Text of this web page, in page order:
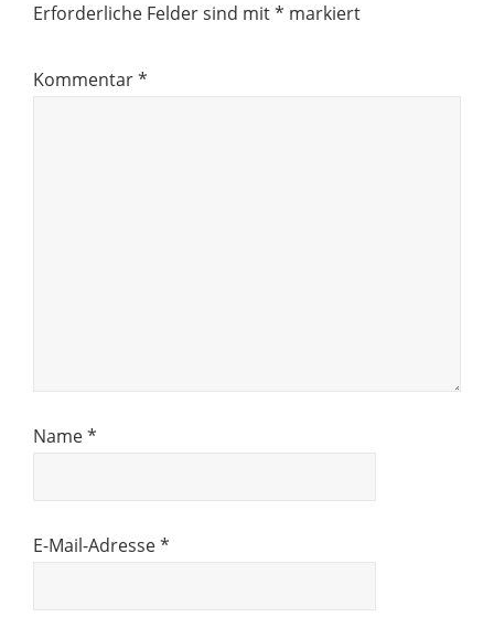
Erforderliche Felder sind mit* markiert
Kommentar*
Name*
E-Mail-Adresse*